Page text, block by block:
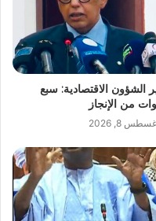
الشؤون الاقتصادية: سبع
من الإنجاز
8, 2026